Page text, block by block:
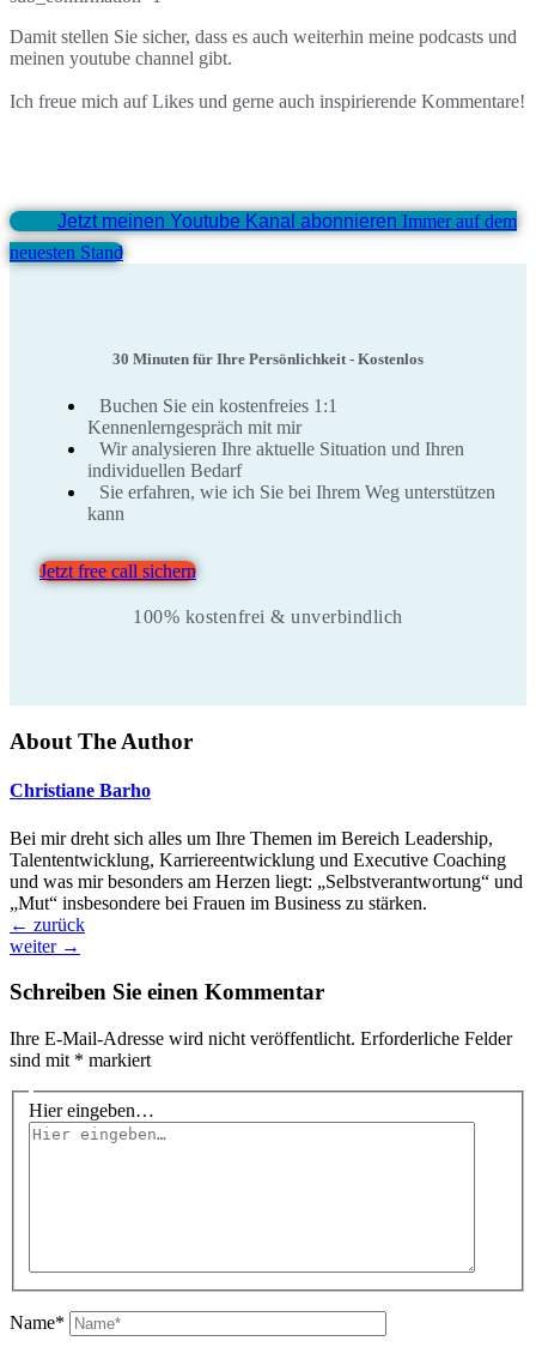
Damit stellen Sie sicher, dass es auch weiterhin meine podcasts und
meinen youtube channel gibt.
Ich freue mich auf Likes und gerne auch inspirierende Kommentare!
Jetzt meinen Youtube Kanal abonnieren Immer auf dem
neuesten Stand
30 Minuten für Ihre Persönlichkeit - Kostenlos
Buchen Sie ein kostenfreies 1:1
Kennenlerngespräch mit mir
Wir analysieren Ihre aktuelle Situation und Ihren
individuellen Bedarf
Sie erfahren, wie ich Sie bei Ihrem Weg unterstützen
kann
Jetzt free call sichern
100% kostenfrei & unverbindlich
About The Author
Christiane Barho
Bei mir dreht sich alles um Ihre Themen im Bereich Leadership,
Talententwicklung, Karriereentwicklung und Executive Coaching
und was mir besonders am Herzen liegt: „Selbstverantwortung“ und
„Mut“ insbesondere bei Frauen im Business zu stärken.
← zurück
weiter →
Schreiben Sie einen Kommentar
Ihre E-Mail-Adresse wird nicht veröffentlicht. Erforderliche Felder
sind mit * markiert
Hier eingeben…
Name*